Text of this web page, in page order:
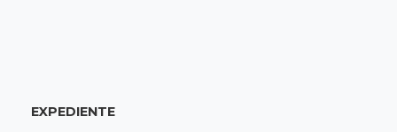
20:06Balcão de empregos
EXPEDIENTE